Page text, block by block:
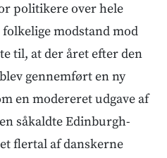
politikere over hele
modstand mod
til, at der året efter den
gennemført en ny
en modereret udgave af
såkaldte Edinburgh-
flertal af danskerne